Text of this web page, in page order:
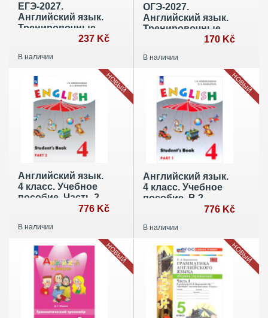
ЕГЭ-2027.
Английский язык.
Тренировочные
варианты. 10
аудиоматериалы)
237 Kč
В наличии
ОГЭ-2027.
Английский язык.
Тренировочные
варианты. 10
аудиоматериалы)
170 Kč
В наличии
Английский язык.
4 класс. Учебное
пособие. Часть 2
776 Kč
В наличии
НОВЫЙ
Английский язык.
4 класс. Учебное
пособие. В 2
частях. Часть 1776 Kč
В наличии
НОВЫЙ
НОВЫЙ НОВЫЙ